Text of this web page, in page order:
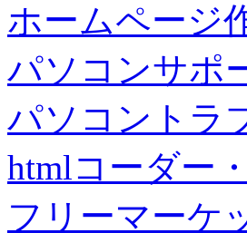
ホームページ
パソコンサポ
パソコントラ
htmlコーダー
フリーマーケ